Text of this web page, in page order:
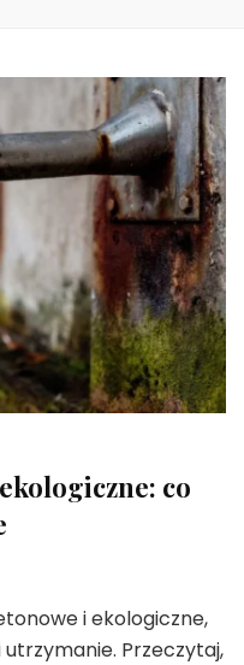
co
i ekologiczne,
Przeczytaj,